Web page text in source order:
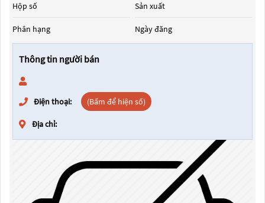
Hộp số
Phân hạng
Sản xuất
Ngày đăng
Thông tin người bán
Điện thoại: (Bấm để hiện số)
Địa chỉ: